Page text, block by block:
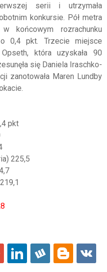
serii i utrzymała
konkursie. Pół metra
końcowym rozrachunku
0,4 pkt. Trzecie miejsce
która uzyskała 90
się Daniela Iraschko-
zanotowała Maren Lundby
pkt
225,5